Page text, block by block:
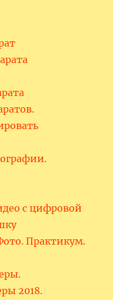
с цифровой
Практикум.
2018.